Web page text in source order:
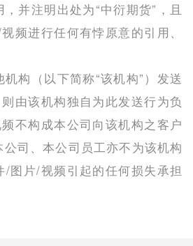
并注明出处为“中衍期货”，且
频进行任何有悖原意的引用、
构（以下简称“该机构”）发送
由该机构独自为此发送行为负
不构成本公司向该机构之客户
司、本公司员工亦不为该机构
/图片/视频引起的任何损失承担